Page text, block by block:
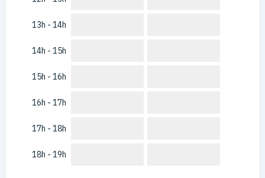
13h - 14h
14h - 15h
15h - 16h
16h - 17h
17h - 18h
18h - 19h